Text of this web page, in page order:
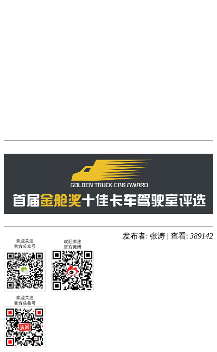
发布者: 张涛 | 查看: 389142